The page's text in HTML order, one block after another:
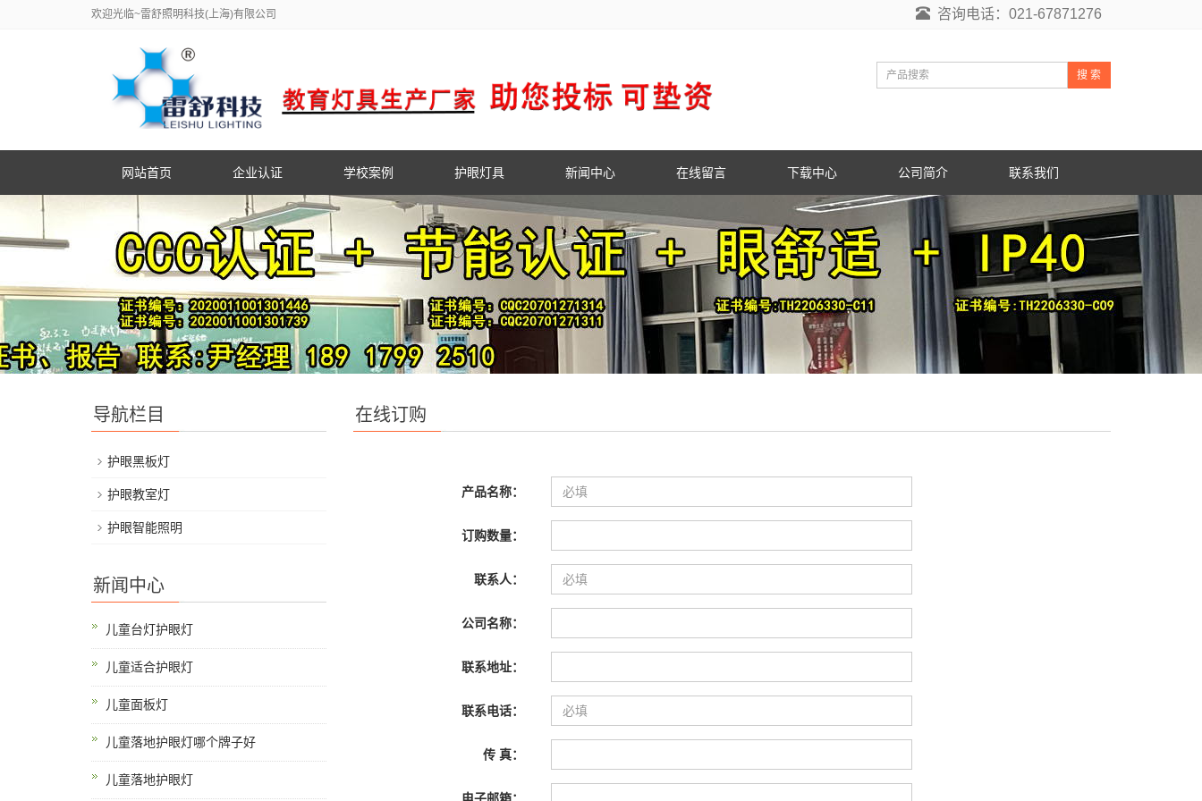
欢迎光临~雷舒照明科技(上海)有限公司 咨询电话：021-67871276
搜 索
网站首页 企业认证 学校案例 护眼灯具 新闻中心 在线留言 下载中心 公司简介 联系我们
在线订购
产品名称：
订购数量：
联系人：
公司名称：
联系地址：
联系电话：
传 真：
导航栏目
护眼黑板灯
护眼教室灯
护眼智能照明
新闻中心
儿童台灯护眼灯
儿童适合护眼灯
儿童面板灯
儿童落地护眼灯哪个牌子好
儿童落地护眼灯